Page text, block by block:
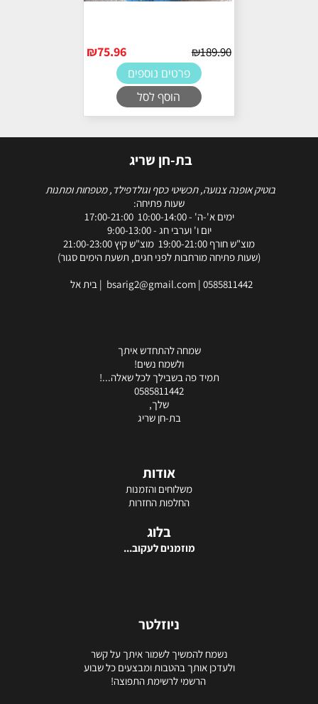
₪189.90
₪75.96
פרטים נוספים
הוסף לסל
בת-חן שריג
בוטיק אופנה צנועה, תכשיטי כסף וגולדפילד, מטפחות ומתנות
שעות פתיחה:
ימים א'-ה' - 10:00-14:00 17:00-21:00
יום ו' וערבי חג - 9:00-13:00
מוצ"ש חורף 19:00-21:00 מוצ"ש קיץ 21:00-23:00
(שעות פתיחה מורחבות לפני חגים, תשעת הימים סגור)
bsarig2@gmail.com | 0585811442 | בית אל
שמחה להתחדש איתך
ולשמח נשים!
תמיד פה בשבילך לכל שאלה...!
0585811442
שלך,
בת-חן שריג
אודות
משלוחים והזמנות
החלפות החזרות
בלוג
מוזמנים לעקוב...
ניוזלטר
נשמח להמשיך לשמור איתך על קשר
ולעדכן אותך בהטבות ומבצעים כל שבוע
הרשמי לרשימת התפוצה!